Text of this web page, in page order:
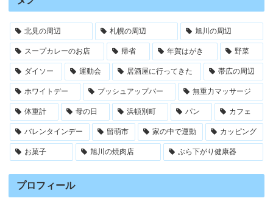
北見の周辺 札幌の周辺 旭川の周辺
スープカレーのお店 帰省 年賀はがき 野菜
ダイソー 運動会 居酒屋に行ってきた 帯広の周辺
ホワイトデー プッシュアップバー 無重力マッサージ
体重計 母の日 浜頓別町 パン カフェ
バレンタインデー 留萌市 家の中で運動 カッピング
お菓子 旭川の焼肉店 ぶら下がり健康器
プロフィール